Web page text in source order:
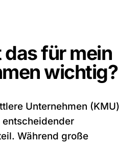
für mein
wichtig?
Unternehmen (KMU)
entscheidender
Während große